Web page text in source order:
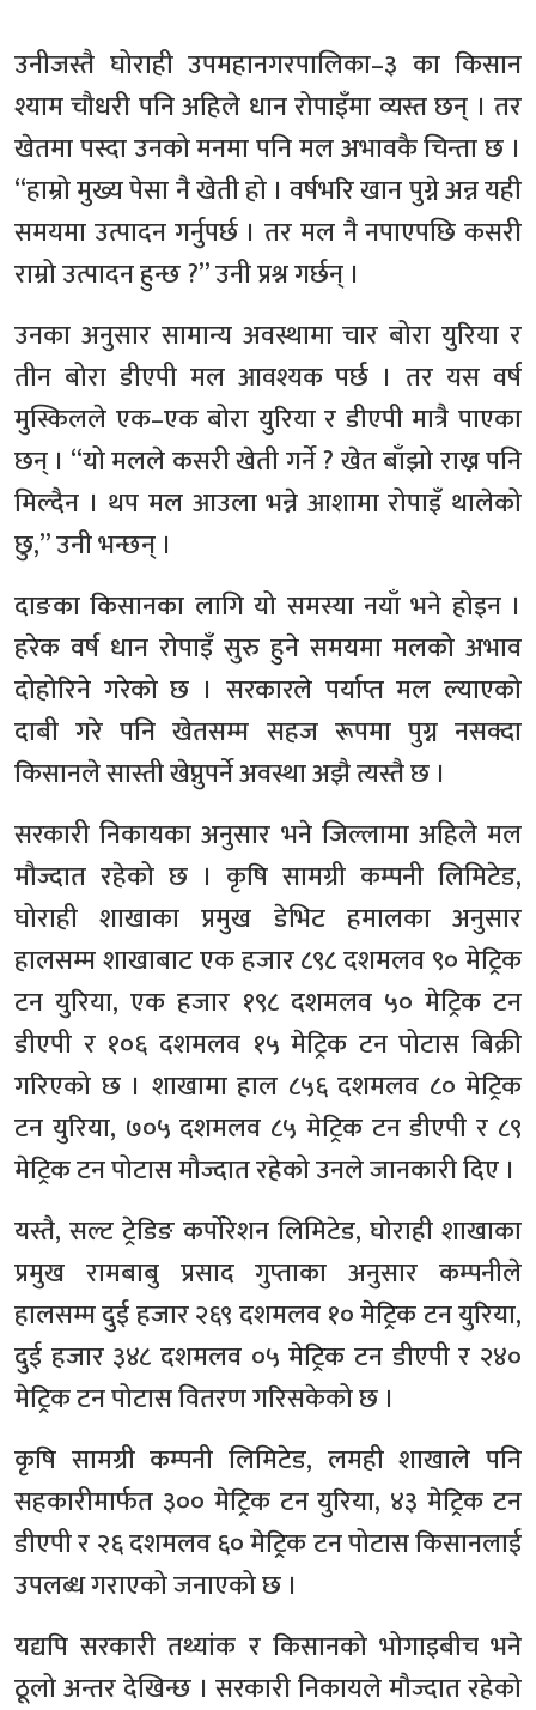
उनीजस्तै घोराही उपमहानगरपालिका–३ का किसान
श्याम चौधरी पनि अहिले धान रोपाइँमा व्यस्त छन् । तर
खेतमा पस्दा उनको मनमा पनि मल अभावकै चिन्ता छ ।
“हाम्रो मुख्य पेसा नै खेती हो । वर्षभरि खान पुग्ने अन्न यही
समयमा उत्पादन गर्नुपर्छ । तर मल नै नपाएपछि कसरी
राम्रो उत्पादन हुन्छ ?” उनी प्रश्न गर्छन् ।
उनका अनुसार सामान्य अवस्थामा चार बोरा युरिया र
तीन बोरा डीएपी मल आवश्यक पर्छ । तर यस वर्ष
मुस्किलले एक–एक बोरा युरिया र डीएपी मात्रै पाएका
छन् । “यो मलले कसरी खेती गर्ने ? खेत बाँझो राख्न पनि
मिल्दैन । थप मल आउला भन्ने आशामा रोपाइँ थालेको
छु,” उनी भन्छन् ।
दाङका किसानका लागि यो समस्या नयाँ भने होइन ।
हरेक वर्ष धान रोपाइँ सुरु हुने समयमा मलको अभाव
दोहोरिने गरेको छ । सरकारले पर्याप्त मल ल्याएको
दाबी गरे पनि खेतसम्म सहज रूपमा पुग्न नसक्दा
किसानले सास्ती खेप्नुपर्ने अवस्था अझै त्यस्तै छ ।
सरकारी निकायका अनुसार भने जिल्लामा अहिले मल
मौज्दात रहेको छ । कृषि सामग्री कम्पनी लिमिटेड,
घोराही शाखाका प्रमुख डेभिट हमालका अनुसार
हालसम्म शाखाबाट एक हजार ८९८ दशमलव ९० मेट्रिक
टन युरिया, एक हजार १९८ दशमलव ५० मेट्रिक टन
डीएपी र १०६ दशमलव १५ मेट्रिक टन पोटास बिक्री
गरिएको छ । शाखामा हाल ८५६ दशमलव ८० मेट्रिक
टन युरिया, ७०५ दशमलव ८५ मेट्रिक टन डीएपी र ८९
मेट्रिक टन पोटास मौज्दात रहेको उनले जानकारी दिए ।
यस्तै, सल्ट ट्रेडिङ कर्पोरेशन लिमिटेड, घोराही शाखाका
प्रमुख रामबाबु प्रसाद गुप्ताका अनुसार कम्पनीले
हालसम्म दुई हजार २६९ दशमलव १० मेट्रिक टन युरिया,
दुई हजार ३४८ दशमलव ०५ मेट्रिक टन डीएपी र २४०
मेट्रिक टन पोटास वितरण गरिसकेको छ ।
कृषि सामग्री कम्पनी लिमिटेड, लमही शाखाले पनि
सहकारीमार्फत ३०० मेट्रिक टन युरिया, ४३ मेट्रिक टन
डीएपी र २६ दशमलव ६० मेट्रिक टन पोटास किसानलाई
उपलब्ध गराएको जनाएको छ ।
यद्यपि सरकारी तथ्यांक र किसानको भोगाइबीच भने
ठूलो अन्तर देखिन्छ । सरकारी निकायले मौज्दात रहेको